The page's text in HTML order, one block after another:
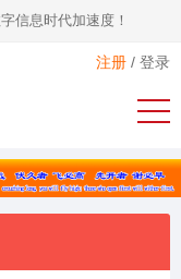
信息时代加速度！
注册 / 登录